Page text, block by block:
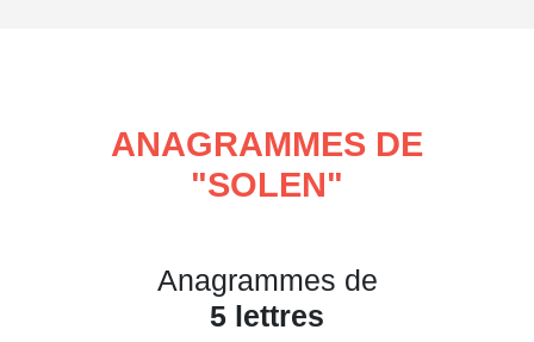
ANAGRAMMES DE
"SOLEN"
Anagrammes de
5 lettres